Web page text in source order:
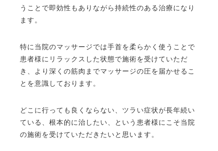
うことで即効性もありながら持続性のある治療になり
ます。
特に当院のマッサージでは手首を柔らかく使うことで
患者様にリラックスした状態で施術を受けていただ
き、より深くの筋肉までマッサージの圧を届かせるこ
とを意識しております。
どこに行っても良くならない、ツラい症状が長年続い
ている、根本的に治したい、という患者様にこそ当院
の施術を受けていただきたいと思います。